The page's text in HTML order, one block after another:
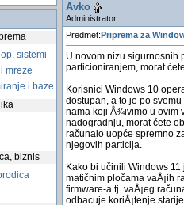
sistemi
mreze
i baze
biznis
Avko
Administrator
Predmet:Priprema za
U novom nizu sigurnosnih
particioniranjem, morat
Korisnici Windows 10
dostupan, a to je po
nama koji Å¾ivimo u ovim
nadogradnju, morat ćete
računalo uopće spremno
njegovih particija.
Kako bi učinili Windows
matičnim pločama vaÅ¡ih
firmware-a tj. vaÅ¡eg
odbacuje koriÅ¡tenje